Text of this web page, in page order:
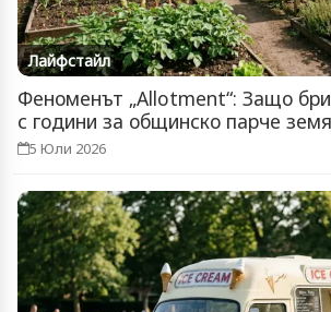
Лайфстайл
Феноменът „Allotment“: Защо
с години за общинско парче земя
5 Юли 2026